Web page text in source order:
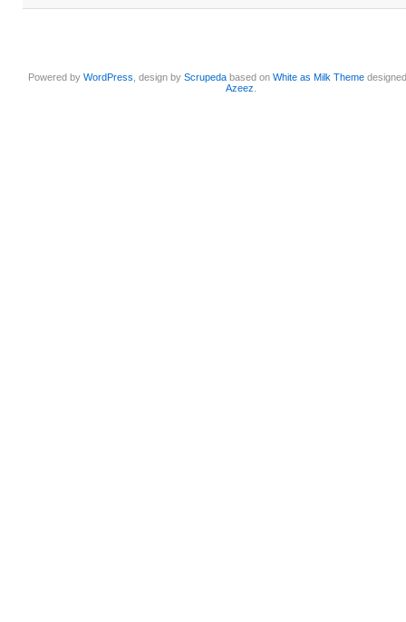
Powered byWordPress , design byScrupeda based onWhite as Milk Theme
Azeez